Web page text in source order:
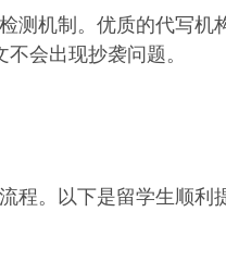
测机制。优质的代写
会出现抄袭问题。
。以下是留学生顺利